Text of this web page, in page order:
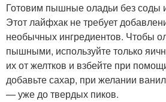
Готовим пышные оладьи без соды
Этот лайфхак не требует
необычных ингредиентов. Чтобы
пышными, используйте только
их от желтков и взбейте при
добавьте сахар, при желании
— уже до твердых пиков.